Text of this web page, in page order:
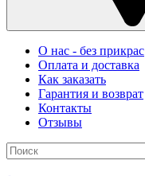
О нас - без прикрас
Оплата и доставка
Как заказать
Гарантия и возврат
Контакты
Отзывы